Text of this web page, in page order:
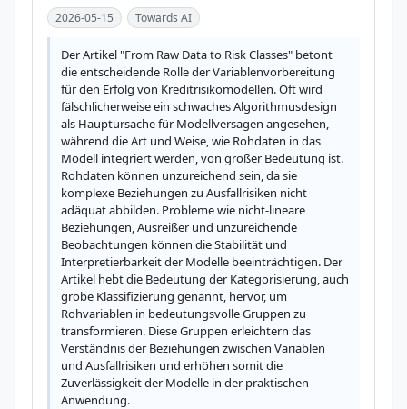
2026-05-15 Towards AI
Der Artikel "From Raw Data to Risk Classes" betont
die entscheidende Rolle der Variablenvorbereitung
für den Erfolg von Kreditrisikomodellen. Oft wird
fälschlicherweise ein schwaches Algorithmusdesign
als Hauptursache für Modellversagen angesehen,
während die Art und Weise, wie Rohdaten in das
Modell integriert werden, von großer Bedeutung ist.
Rohdaten können unzureichend sein, da sie
komplexe Beziehungen zu Ausfallrisiken nicht
adäquat abbilden. Probleme wie nicht-lineare
Beziehungen, Ausreißer und unzureichende
Beobachtungen können die Stabilität und
Interpretierbarkeit der Modelle beeinträchtigen. Der
Artikel hebt die Bedeutung der Kategorisierung, auch
grobe Klassifizierung genannt, hervor, um
Rohvariablen in bedeutungsvolle Gruppen zu
transformieren. Diese Gruppen erleichtern das
Verständnis der Beziehungen zwischen Variablen
und Ausfallrisiken und erhöhen somit die
Zuverlässigkeit der Modelle in der praktischen
Anwendung.